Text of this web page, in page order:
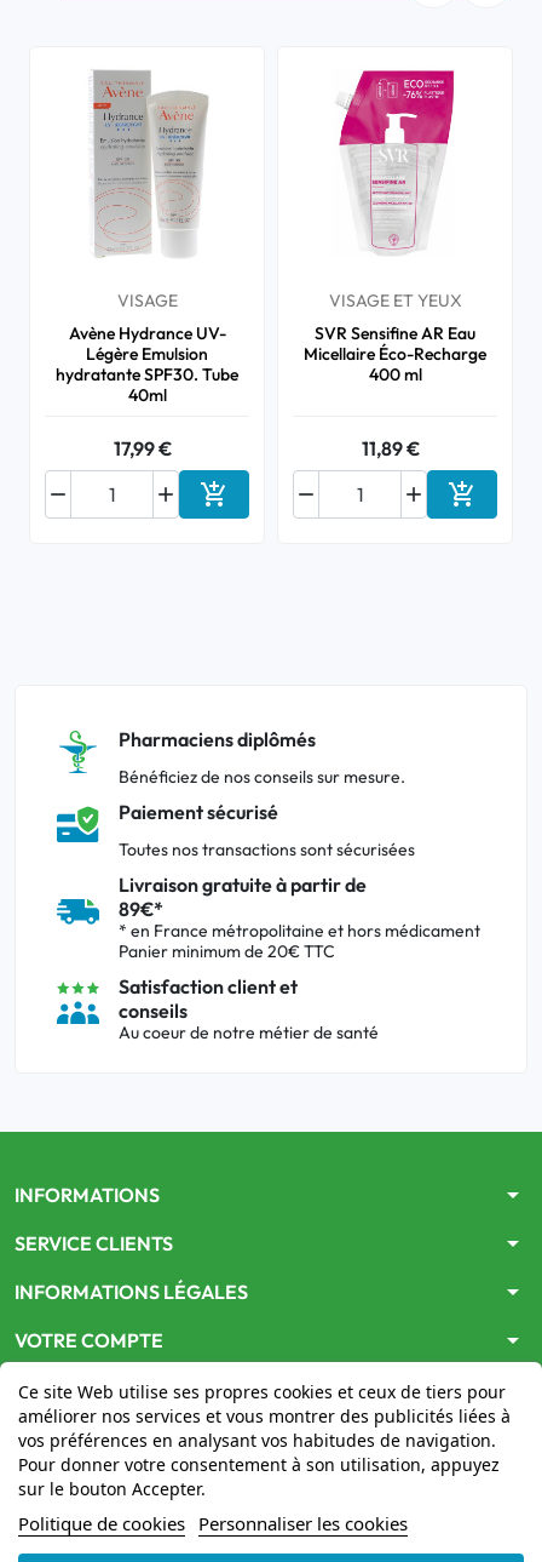
VISAGE
Avène Hydrance UV-
Légère Emulsion
hydratante SPF30. Tube
40ml
17,99 €

 Ajouter au panier
VISAGE ET YEUX
SVR Sensifine AR Eau
Micellaire Éco-Recharge
400 ml
11,89 €

 Ajouter
Pharmaciens diplômés
Bénéficiez de nos conseils sur mesure.
Paiement sécurisé
Toutes nos transactions sont sécurisées
Livraison gratuite à partir de
89€*
* en France métropolitaine et hors médicament
Panier minimum de 20€ TTC
Satisfaction client et
conseils
Au coeur de notre métier de santé
INFORMATIONS arrow_drop_down
SERVICE CLIENTS arrow_drop_down
INFORMATIONS LÉGALES arrow_drop_down
VOTRE COMPTE arrow_drop_down
Ce site Web utilise ses propres cookies et ceux de tiers pour
améliorer nos services et vous montrer des publicités liées à
vos préférences en analysant vos habitudes de navigation.
Pour donner votre consentement à son utilisation, appuyez
sur le bouton Accepter.
Politique de cookies Personnaliser les cookies
www.mon-pharmacien-conseil.com
par le Ministère de la Santépour la vente en ligne de
médicaments. Vérifiez-le en cliquantici